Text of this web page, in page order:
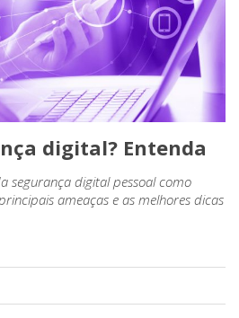
digital? Entenda
segurança digital pessoal como
ameaças e as melhores dicas